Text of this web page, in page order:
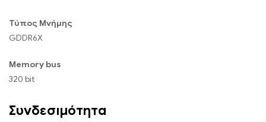
Τύπος Μνήμης
GDDR6X
Memory bus
320 bit
Συνδεσιμότητα